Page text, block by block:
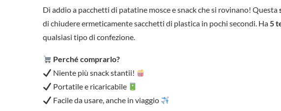
Dì addio a pacchetti di patatine mosce e snack che si rovinano! Questa
di chiudere ermeticamente sacchetti di plastica in pochi secondi. Ha5
qualsiasi tipo di confezione.
Perché comprarlo?
Niente più snack stantii!
Portatile e ricaricabile
Facile da usare, anche in viaggio